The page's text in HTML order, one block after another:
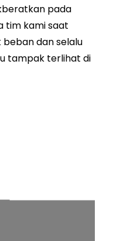
pada
tim kami saat
dan selalu
tampak terlihat di